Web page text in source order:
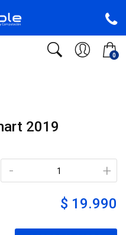
0
2019
+
-
$ 19.990